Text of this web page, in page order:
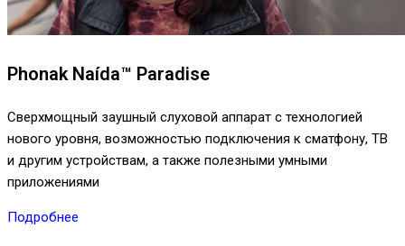
Phonak Naída™ Paradise
Сверхмощный заушный слуховой аппарат с технологией
нового уровня, возможностью подключения к сматфону, ТВ
и другим устройствам, а также полезными умными
приложениями
Подробнее